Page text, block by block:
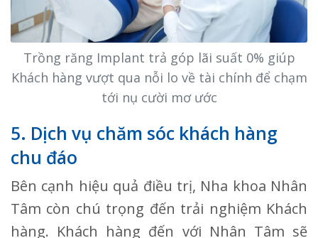
Trồng răng Implant trả góp lãi suất 0% giúp
Khách hàng vượt qua nỗi lo về tài chính để chạm
tới nụ cười mơ ước
5. Dịch vụ chăm sóc khách hàng
chu đáo
Bên cạnh hiệu quả điều trị, Nha khoa Nhân
Tâm còn chú trọng đến trải nghiệm Khách
hàng. Khách hàng đến với Nhân Tâm sẽ